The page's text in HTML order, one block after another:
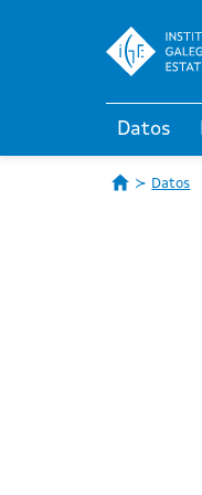
Datos
Datos